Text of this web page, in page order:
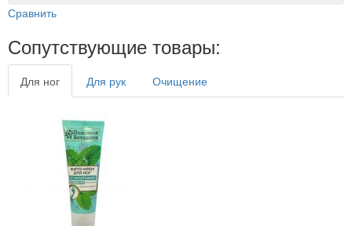
Сравнить
Сопутствующие товары:
Для ног Для рук Очищение